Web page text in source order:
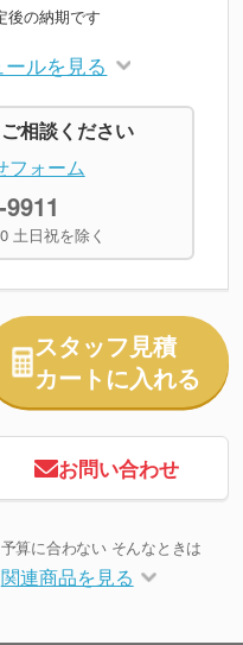
後の納期です
ルを見る
相談ください
フォーム
土日祝を除く
スタッフ見積
カートに入れる
お問い合わせ
予算に合わない そんなときは
関連商品を見る